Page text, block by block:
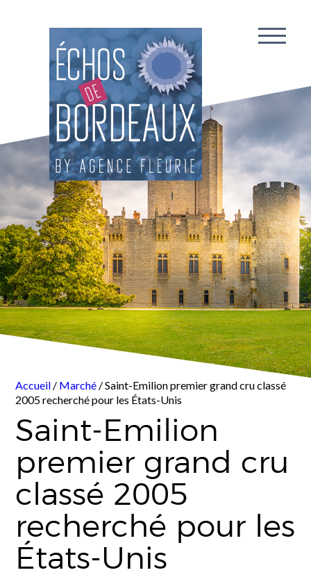
Accueil / Marché / Saint-Emilion premier grand cru classé
2005 recherché pour les États-Unis
Saint-Emilion
premier grand cru
classé 2005
recherché pour les
États-Unis